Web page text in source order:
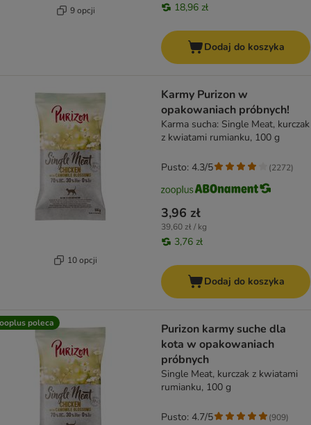
9 opcji 18,96 zł
Dodaj do koszyka
10 opcji
Karmy Purizon w
opakowaniach próbnych!
Karma sucha: Single Meat, kurczak
z kwiatami rumianku, 100 g
3,96 zł
39,60 zł / kg
3,76 zł
Pusto: 4.3/5 (2272)
Dodaj do koszyka
poleca
Purizon karmy suche dla
kota w opakowaniach
próbnych
Single Meat, kurczak z kwiatami
rumianku, 100 g
Pusto: 4.7/5 (909)